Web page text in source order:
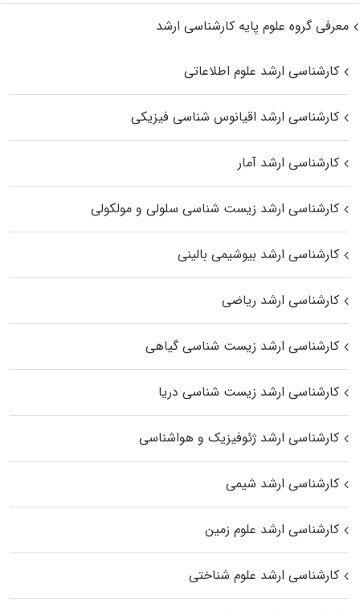
معرفی گروه علوم پایه کارشناسی ارشد
کارشناسی ارشد علوم اطلاعاتی
کارشناسی ارشد اقیانوس‌ شناسی فیزیکی
کارشناسی ارشد آمار
کارشناسی ارشد زیست شناسی سلولی و مولکولی
کارشناسی ارشد بیوشیمی بالینی
کارشناسی ارشد ریاضی
کارشناسی ارشد زیست‌ شناسی گیاهی
کارشناسی ارشد زیست‌ شناسی دریا
کارشناسی ارشد ژئوفیزیک و هواشناسی
کارشناسی ارشد شیمی
کارشناسی ارشد علوم زمین
کارشناسی ارشد علوم شناختی